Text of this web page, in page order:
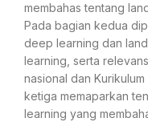
membahas tentang
Pada bagian kedua
deep learning dan
learning, serta
nasional dan
ketiga memaparkan
learning yang